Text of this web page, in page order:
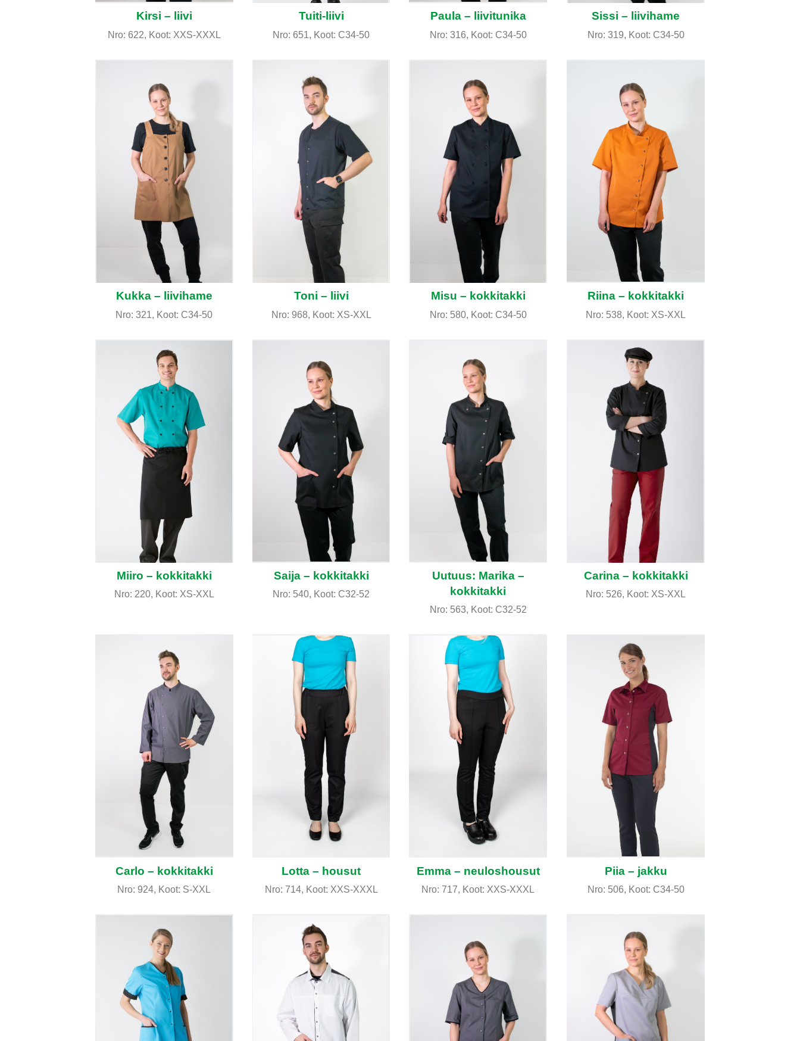
Kirsi – liivi
Nro: 622, Koot: XXS-XXXL
Tuiti-liivi
Nro: 651, Koot: C34-50
Paula – liivitunika
Nro: 316, Koot: C34-50
Sissi – liivihame
Nro: 319, Koot: C34-50
Kukka – liivihame
Nro: 321, Koot: C34-50
Toni – liivi
Nro: 968, Koot: XS-XXL
Misu – kokkitakki
Nro: 580, Koot: C34-50
Riina – kokkitakki
Nro: 538, Koot: XS-XXL
Miiro – kokkitakki
Nro: 220, Koot: XS-XXL
Saija – kokkitakki
Nro: 540, Koot: C32-52
Uutuus: Marika –
kokkitakki
Nro: 563, Koot: C32-52
Carina – kokkitakki
Nro: 526, Koot: XS-XXL
Carlo – kokkitakki
Nro: 924, Koot: S-XXL
Lotta – housut
Nro: 714, Koot: XXS-XXXL
Emma – neuloshousut
Nro: 717, Koot: XXS-XXXL
Piia – jakku
Nro: 506, Koot: C34-50